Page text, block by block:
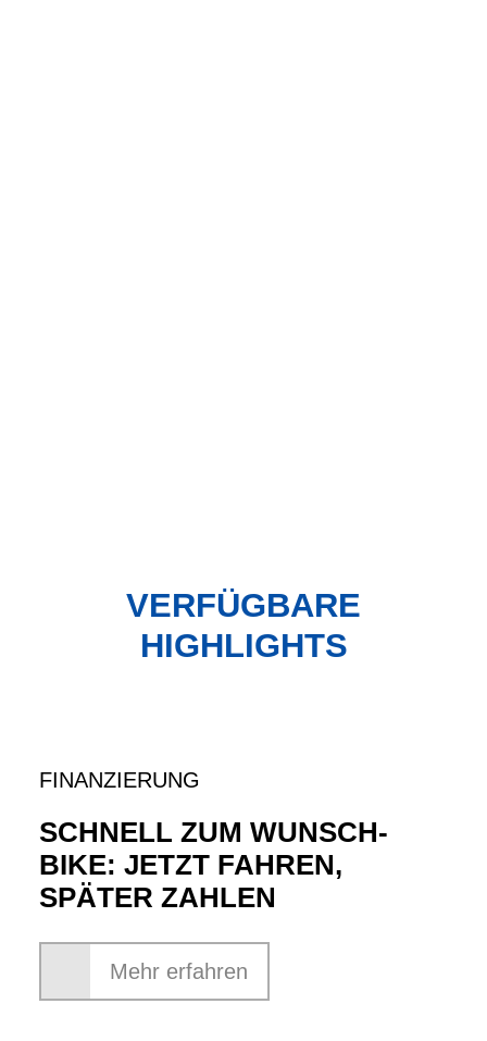
VERFÜGBARE
HIGHLIGHTS
FINANZIERUNG
SCHNELL ZUM WUNSCH-
BIKE: JETZT FAHREN,
SPÄTER ZAHLEN
Mehr erfahren